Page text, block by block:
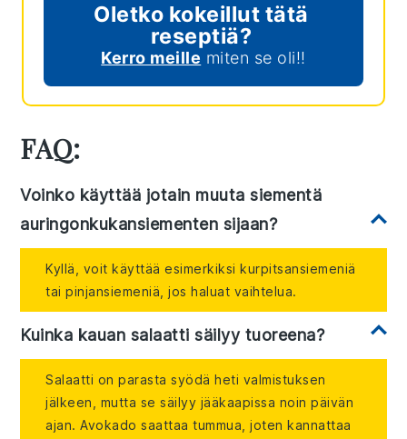
Oletko kokeillut tätä
reseptiä?
Kerro meille miten se oli!!
FAQ:
Voinko käyttää jotain muuta siementä
auringonkukansiementen sijaan?
Kyllä, voit käyttää esimerkiksi kurpitsansiemeniä
tai pinjansiemeniä, jos haluat vaihtelua.
Kuinka kauan salaatti säilyy tuoreena?
Salaatti on parasta syödä heti valmistuksen
jälkeen, mutta se säilyy jääkaapissa noin päivän
ajan. Avokado saattaa tummua, joten kannattaa